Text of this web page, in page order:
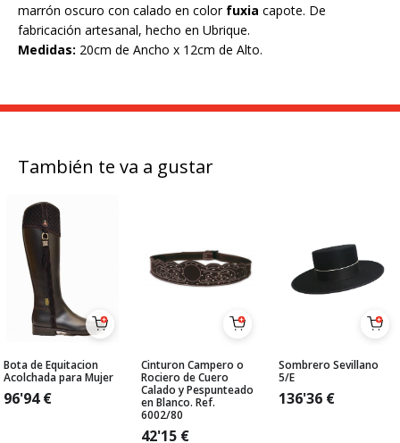
marrón oscuro con calado en color fuxia capote. De
fabricación artesanal, hecho en Ubrique.
Medidas: 20cm de Ancho x 12cm de Alto.
También te va a gustar
Bota de Equitacion
Acolchada para Mujer
96'94€
Cinturon Campero o
Rociero de Cuero
Calado y Pespunteado
en Blanco. Ref.
6002/80
42'15 €
Sombrero Sevillano
5/E
136'36 €